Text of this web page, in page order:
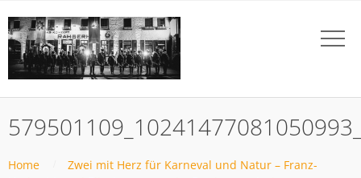
Home
Zwei mit Herz für Karneval und Natur – Franz-